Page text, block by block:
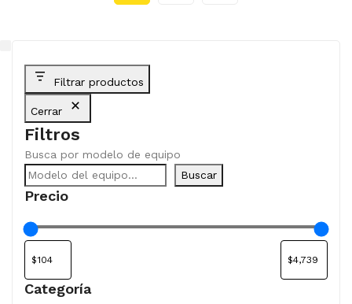
Filtrar productos
Cerrar
Filtros
Busca por modelo de equipo
Buscar
Precio
Categoría